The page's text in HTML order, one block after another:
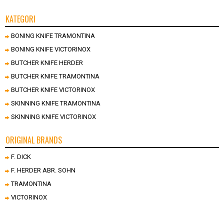
KATEGORI
BONING KNIFE TRAMONTINA
BONING KNIFE VICTORINOX
BUTCHER KNIFE HERDER
BUTCHER KNIFE TRAMONTINA
BUTCHER KNIFE VICTORINOX
SKINNING KNIFE TRAMONTINA
SKINNING KNIFE VICTORINOX
ORIGINAL BRANDS
F. DICK
F. HERDER ABR. SOHN
TRAMONTINA
VICTORINOX